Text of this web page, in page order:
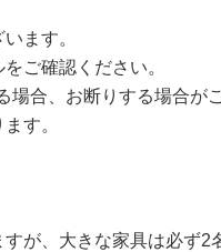
ます。
ご確認ください。
合、お断りする場合が
す。
が、大きな家具は必ず2